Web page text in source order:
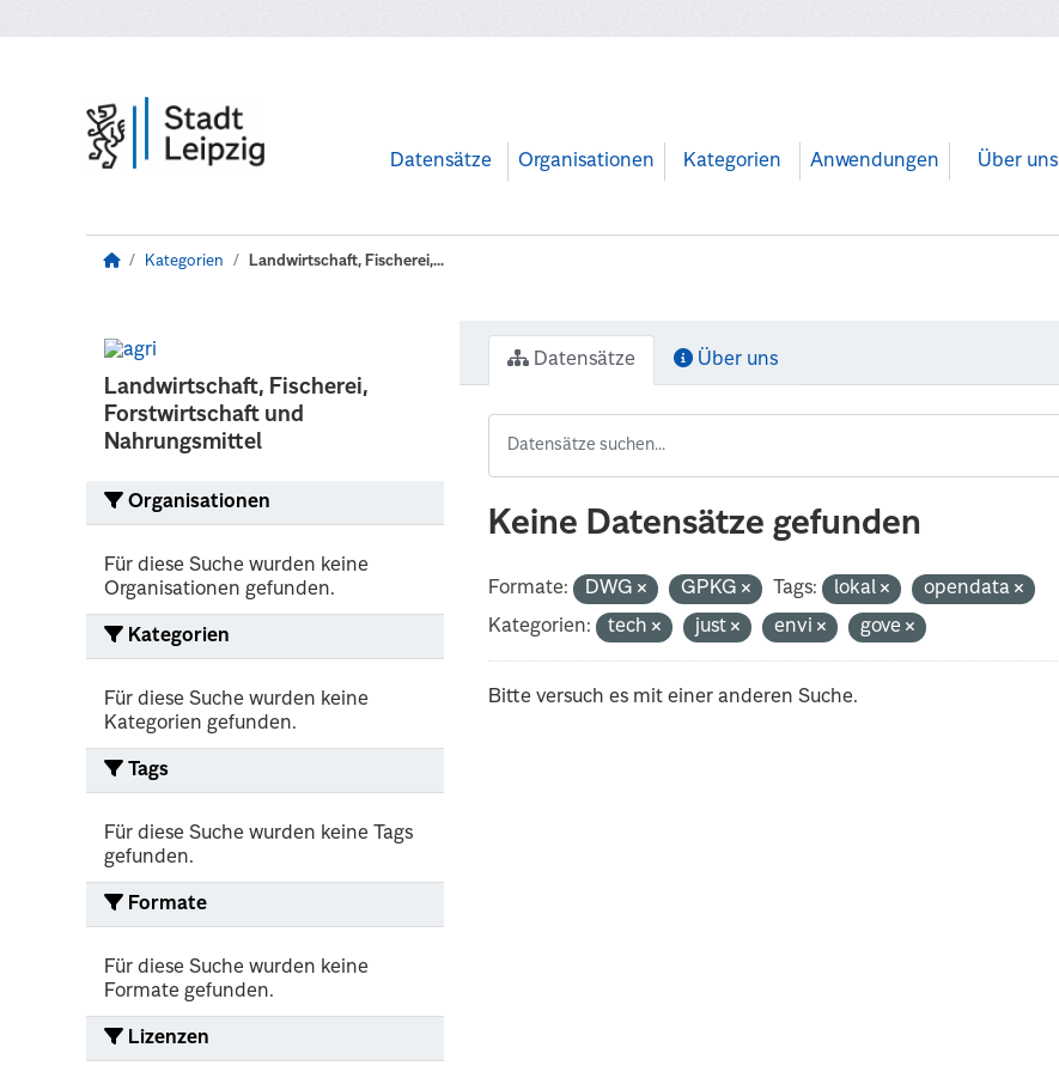
Datensätze Organisationen Kategorien Anwendungen Über uns
Kategorien Landwirtschaft, Fischerei,...
Landwirtschaft, Fischerei,
Forstwirtschaft und
Nahrungsmittel
Organisationen
Für diese Suche wurden keine
Organisationen gefunden.
Kategorien
Für diese Suche wurden keine
Kategorien gefunden.
Tags
Für diese Suche wurden keine Tags
gefunden.
Formate
Für diese Suche wurden keine
Formate gefunden.
Lizenzen
Datensätze Über uns
Keine Datensätze gefunden
Formate: DWG GPKG Tags: lokal
opendata
Kategorien:
tech just envi gove
Bitte versuch es mit einer anderen Suche.